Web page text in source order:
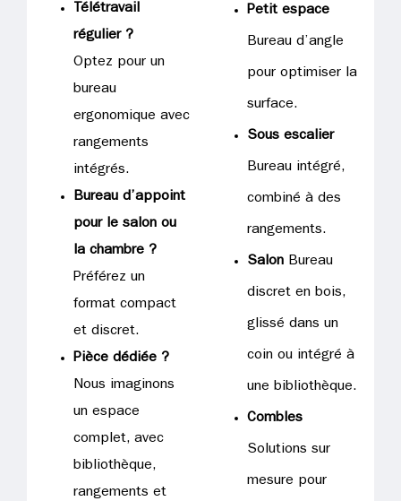
Télétravail
régulier ?
Optez pour un
bureau
ergonomique avec
rangements
intégrés.
Bureau d’appoint
pour le salon ou
la chambre ?
Préférez un
format compact
et discret.
Pièce dédiée ?
Nous imaginons
un espace
complet, avec
bibliothèque,
rangements et
Petit espace
Bureau d’angle
pour optimiser la
surface.
Sous escalier
Bureau intégré,
combiné à des
rangements.
SalonBureau
discret en bois,
glissé dans un
coin ou intégré à
une bibliothèque.
Combles
Solutions sur
mesure pour